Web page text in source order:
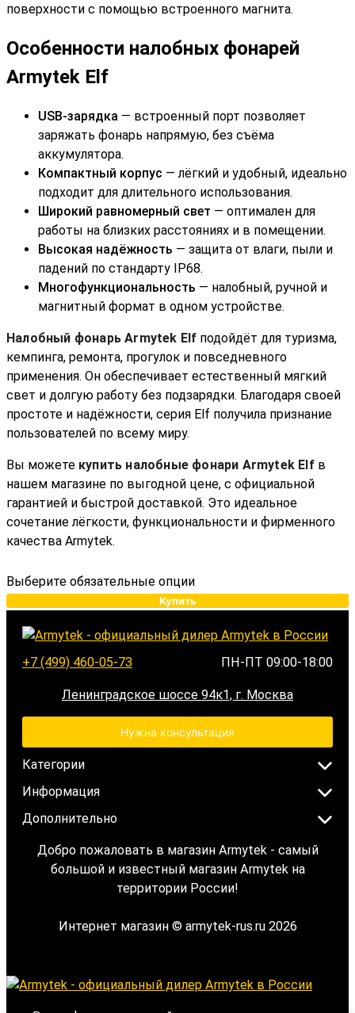
поверхности с помощью встроенного магнита.
Особенности налобных фонарей
Armytek Elf
USB-зарядка — встроенный порт позволяет
заряжать фонарь напрямую, без съёма
аккумулятора.
Компактный корпус — лёгкий и удобный, идеально
подходит для длительного использования.
Широкий равномерный свет — оптимален для
работы на близких расстояниях и в помещении.
Высокая надёжность — защита от влаги, пыли и
падений по стандарту IP68.
Многофункциональность — налобный, ручной и
магнитный формат в одном устройстве.
Налобный фонарь Armytek Elf подойдёт для туризма,
кемпинга, ремонта, прогулок и повседневного
применения. Он обеспечивает естественный мягкий
свет и долгую работу без подзарядки. Благодаря своей
простоте и надёжности, серия Elf получила признание
пользователей по всему миру.
Вы можете купить налобные фонари Armytek Elfв
нашем магазине по выгодной цене, с официальной
гарантией и быстрой доставкой. Это идеальное
сочетание лёгкости, функциональности и фирменного
качества Armytek.
Выберите обязательные опции
Купить
+7 (499) 460-05-73 ПН-ПТ 09:00-18:00
Ленинградское шоссе 94к1, г. Москва
Нужна консультация
Категории
Информация
Дополнительно
Добро пожаловать в магазин Armytek - самый
большой и известный магазин Armytek на
территории России!
Интернет магазин © armytek-rus.ru 2026